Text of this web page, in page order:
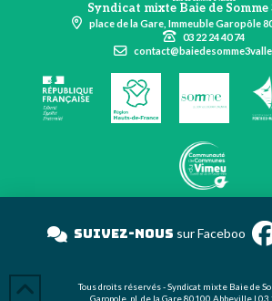
Syndicat mixte Baie de Somme
place de la Gare, Immeuble Garopôle
03 22 24 40 74
Suivez-noussur Face
Tous droits réservés - Syndicat mixte Baie de
Garopole, pl. de la Gare 80100 Abbeville |